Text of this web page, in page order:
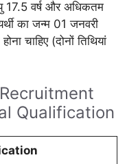
17.5 वर्ष और अधिकतम
का जन्म 01 जनवरी
चाहिए (दोनों तिथियां
Qualification